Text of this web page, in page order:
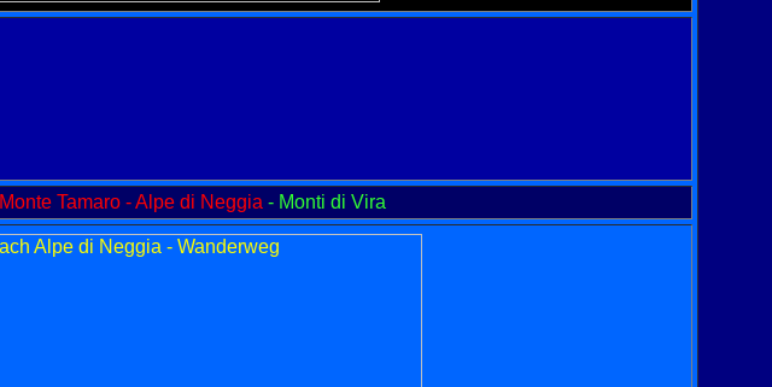
Monte Tamaro - Alpe di Neggia - Monti di Vira